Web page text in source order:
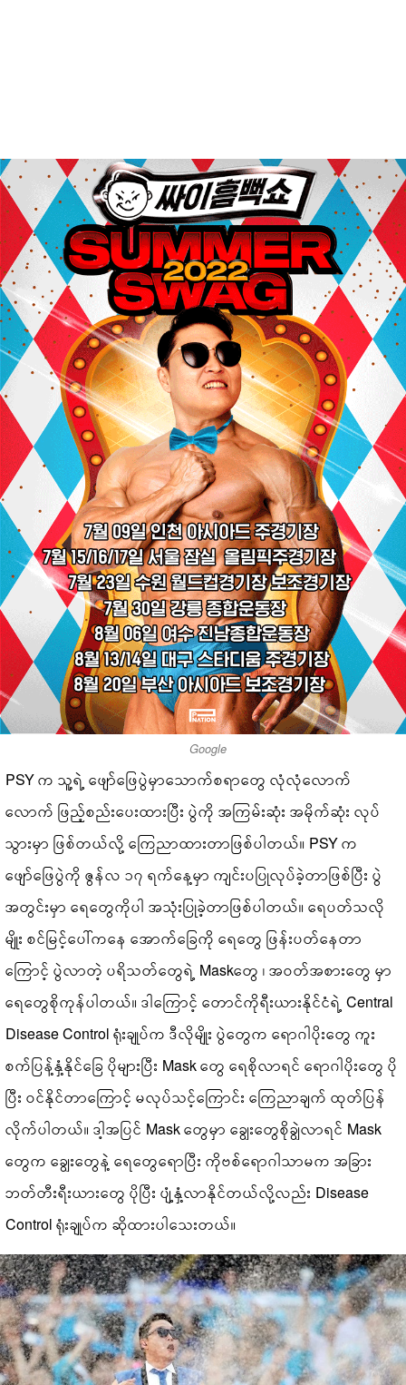
Google
PSY က သူ့ရဲ့ ဖျော်ဖြေပွဲမှာသောက်စရာတွေ လုံလုံလောက်
လောက် ဖြည့်စည်းပေးထားပြီး ပွဲကို အကြမ်းဆုံး အမိုက်ဆုံး လုပ်
သွားမှာ ဖြစ်တယ်လို့ ကြေညာထားတာဖြစ်ပါတယ်။ PSY က
ဖျော်ဖြေပွဲကို ဇွန်လ ၁၇ ရက်နေ့မှာ ကျင်းပပြုလုပ်ခဲ့တာဖြစ်ပြီး ပွဲ
အတွင်းမှာ ရေတွေကိုပါ အသုံးပြုခဲ့တာဖြစ်ပါတယ်။ ရေပတ်သလို
မျိုး စင်မြင့်ပေါ်ကနေ အောက်ခြေကို ရေတွေ ဖြန်းပတ်နေတာ
ကြောင့် ပွဲလာတဲ့ ပရိသတ်တွေရဲ့ Maskတွေ ၊ အဝတ်အစားတွေ မှာ
ရေတွေစိုကုန်ပါတယ်။ ဒါကြောင့် တောင်ကိုရီးယားနိုင်ငံရဲ့ Central
Disease Control ရုံးချုပ်က ဒီလိုမျိုး ပွဲတွေက ရောဂါပိုးတွေ ကူး
စက်ပြန့်နှံ့နိုင်ခြေ ပိုများပြီး Mask တွေ ရေစိုလာရင် ရောဂါပိုးတွေ ပို
ပြီး ဝင်နိုင်တာကြောင့် မလုပ်သင့်ကြောင်း ကြေညာချက် ထုတ်ပြန်
လိုက်ပါတယ်။ ဒါ့အပြင် Mask တွေမှာ ချွေးတွေစိုချွဲလာရင် Mask
တွေက ချွေးတွေနဲ့ ရေတွေရောပြီး ကိုဗစ်ရောဂါသာမက အခြား
ဘတ်တီးရီးယားတွေ ပိုပြီး ပျံ့နှံ့လာနိုင်တယ်လို့လည်း Disease
Control ရုံးချုပ်က ဆိုထားပါသေးတယ်။